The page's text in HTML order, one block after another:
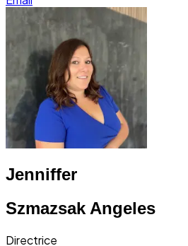
Jenniffer
Szmazsak Angeles
Directrice